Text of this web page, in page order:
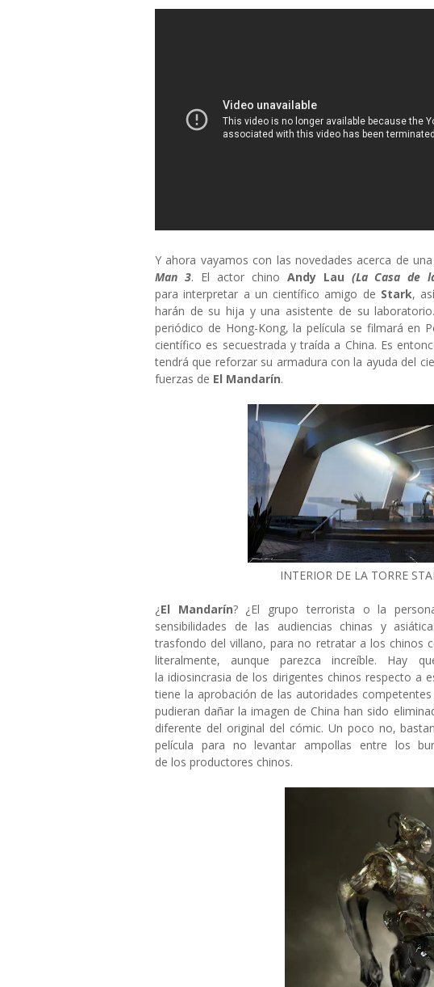
Y ahora vayamos con las novedades acerca de
Man 3. El actor chino Andy Lau (La Casa de
para interpretar a un científico amigo de Stark,
harán de su hija y una asistente de su
periódico de Hong-Kong, la película se filmará en
científico es secuestrada y traída a China. Es
tendrá que reforzar su armadura con la ayuda del
fuerzas de El Mandarín.
INTERIOR DE LA TORRE
¿El Mandarín? ¿El grupo terrorista o la
sensibilidades de las audiencias chinas y
trasfondo del villano, para no retratar a los chinos
literalmente, aunque parezca increíble. Hay
la idiosincrasia de los dirigentes chinos respecto a
tiene la aprobación de las autoridades
pudieran dañar la imagen de China han sido
diferente del original del cómic. Un poco no,
película para no levantar ampollas entre los
de los productores chinos.